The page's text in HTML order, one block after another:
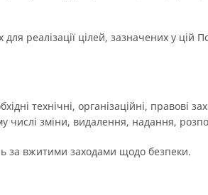
реалізації цілей, зазначених у цій
технічні, організаційні, правові
числі зміни, видалення, надання,
за вжитими заходами щодо безпеки.